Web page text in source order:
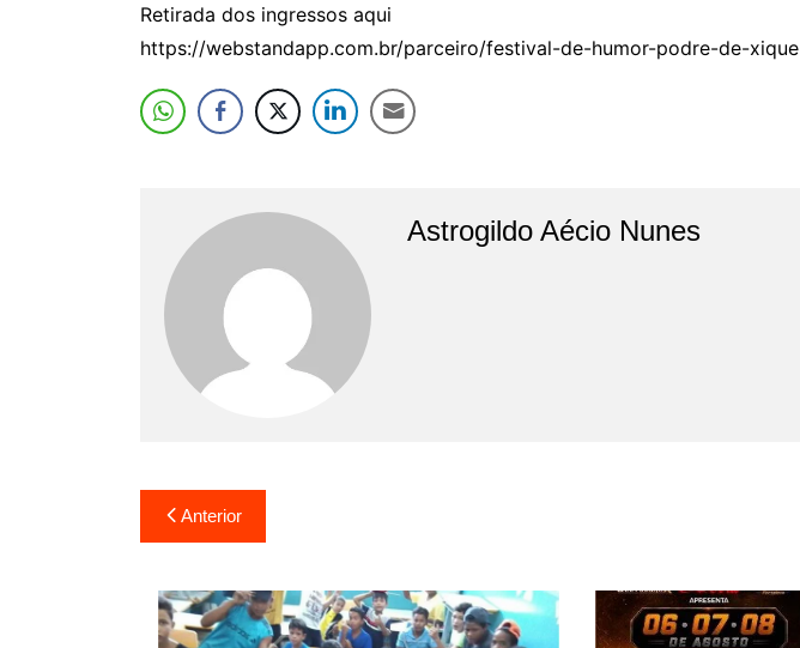
Retirada dos ingressos aqui
https://webstandapp.com.br/parceiro/festival-de-humor-podre-de-xique
Astrogildo Aécio Nunes
Navegação
de
Post
Anterior